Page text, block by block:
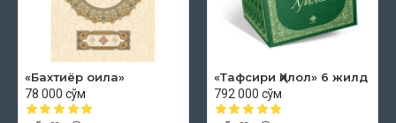
«Бахтиёр оила»
78 000 сўм
«Тафсири Ҳилол» 6 жилд
792 000 сўм